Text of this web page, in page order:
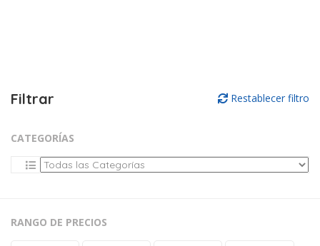
Filtrar Restablecer filtro
CATEGORÍAS
RANGO DE PRECIOS